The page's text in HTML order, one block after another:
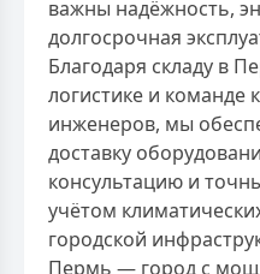
важны надёжность,
долгосрочная
Благодаря складу в
логистике и
инженеров, мы
доставку
консультацию и
учётом
городской
Пермь — город с